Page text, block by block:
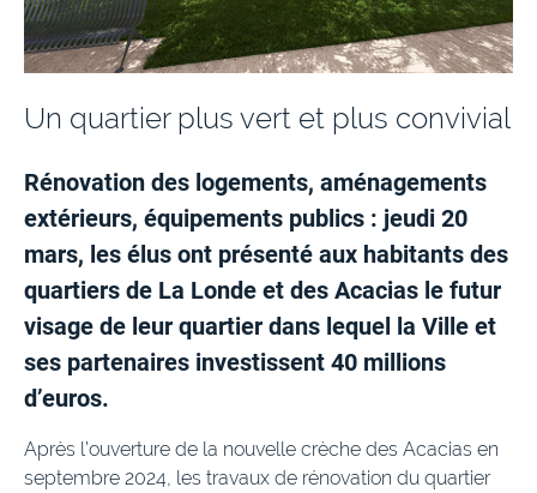
Un quartier plus vert et plus convivial
Rénovation des logements, aménagements
extérieurs, équipements publics : jeudi 20
mars, les élus ont présenté aux habitants des
quartiers de La Londe et des Acacias le futur
visage de leur quartier dans lequel la Ville et
ses partenaires investissent 40 millions
d’euros.
Après l’ouverture de la nouvelle crèche des Acacias en
septembre 2024, les travaux de rénovation du quartier